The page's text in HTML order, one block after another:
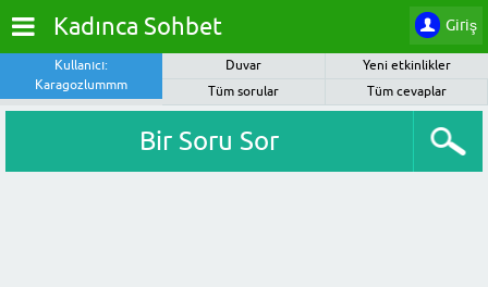
Giriş
Kadınca Sohbet
Kullanıcı:
Karagozlummm
Duvar
Yeni etkinlikler
Tüm sorular
Tüm cevaplar
Bir Soru Sor